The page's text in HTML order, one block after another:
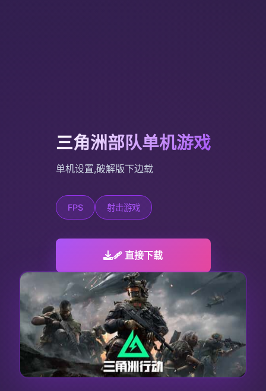
三角洲部队单机游戏
单机设置,破解版下边载
FPS 射击游戏
🩹 直接下载